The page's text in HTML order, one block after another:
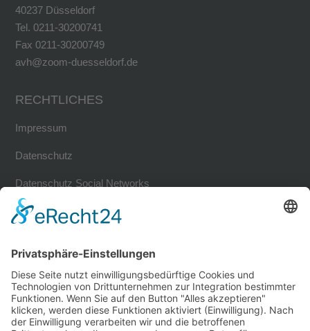
40237 Düsseldorf
Tel. 0211-30200741
Fax 0211-30200749
avh@zoom-duesseldorf.de
RECHTLICHES
Impressum
Datenschutz
Datenschutz Social Networks
Mediadaten
FOLLOW US